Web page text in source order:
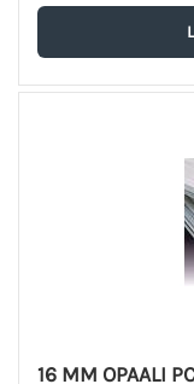
16 MM OPAALI